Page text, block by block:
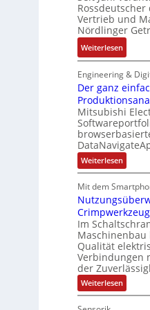
i
v
e
M
o
m
e
n
t
a
u
f
n
h
m
e
,
g
e
p
r
ä
k
c
h
n
k
G
s
c
h
ä
f
t
s
f
ü
h
r
e
r
z
u
a
u
l
t
S
y
s
t
è
m
e
s
:
2
-
E
r
g
e
b
n
Rossdeutscher
Vertrieb und
Nördlinger
Weiterlesen:
N
e
u
e
r
V
e
r
t
i
e
b
s
-
u
n
d
M
Engineering &
Der ganz
Mitsubishi
Weiterlesen:
D
r
g
a
n
z
e
i
n
f
a
c
h
Mit dem
Im
Maschinenbau
Qualität
Verbindungen
der
Weiterlesen:
N